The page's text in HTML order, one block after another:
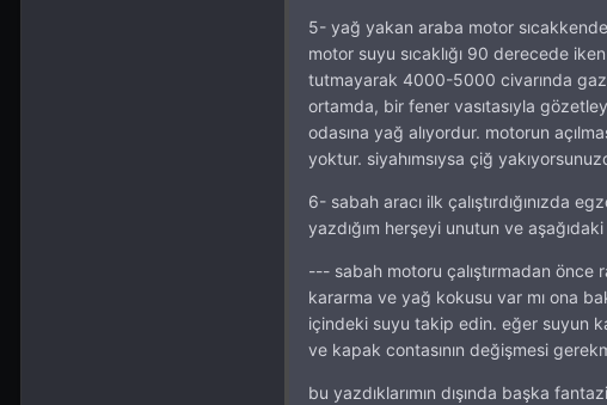
5- yağ yakan araba motor
motor suyu sıcaklığı 90 derecede
tutmayarak 4000-5000 civarında
ortamda, bir fener vasıtasıyla
odasına yağ alıyordur. motorun
yoktur. siyahımsıysa çiğ
6- sabah aracı ilk çalıştırdığınızda
yazdığım herşeyi unutun ve aşağıdaki
--- sabah motoru çalıştırmadan önce
kararma ve yağ kokusu var mı ona
içindeki suyu takip edin. eğer suyun
ve kapak contasının değişmesi
bu yazdıklarımın dışında başka